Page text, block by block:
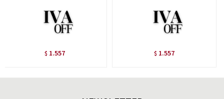
$ 1.557 $ 1.557